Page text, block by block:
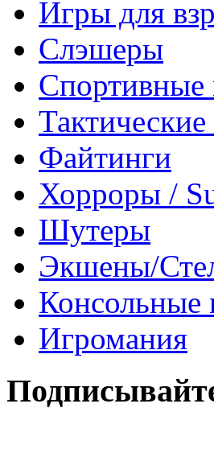
Игры для
Слэшеры
Спортивные
Файтинги
Хорроры /
Шутеры
Экшены/
Консольные
Игромания